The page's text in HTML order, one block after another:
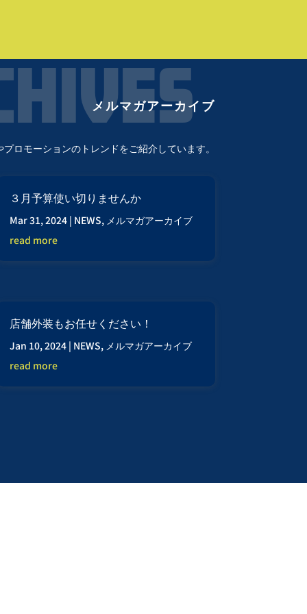
メルマガアーカイブ
ロモーションのトレンドをご紹介しています。
３月予算使い切りませんか
Mar 31, 2024| NEWS, メルマガアーカイブ
read more
店舗外装もお任せください！
Jan 10, 2024| NEWS, メルマガアーカイブ
read more